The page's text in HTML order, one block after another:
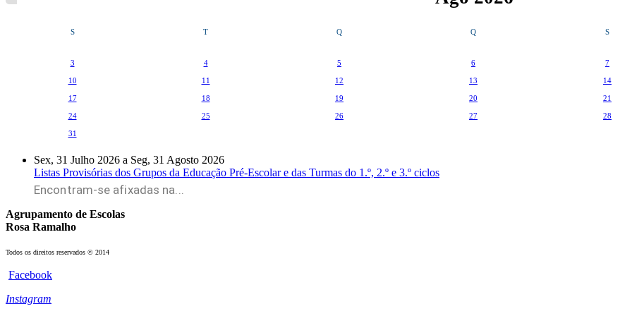
S T Q Q S
3 4 5 6 7
10 11 12 13 14
17 18 19 20 21
24 25 26 27 28
31
Sex, 31 Julho 2026 a Seg, 31 Agosto 2026
Listas Provisórias dos Grupos da Educação Pré-Escolar e das Turmas do 1.º, 2.º e 3.º ciclos
Encontram-se afixadas na...
Agrupamento de Escolas
Rosa Ramalho
Todos os direitos reservados © 2014
Facebook
Instagram